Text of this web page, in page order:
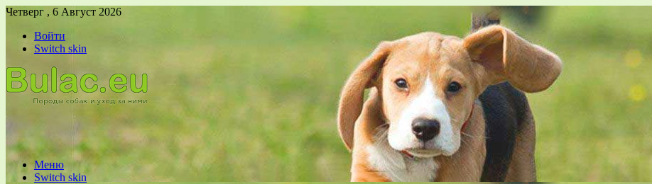
Четверг , 6 Август 2026
Войти
Switch skin
Меню
Switch skin